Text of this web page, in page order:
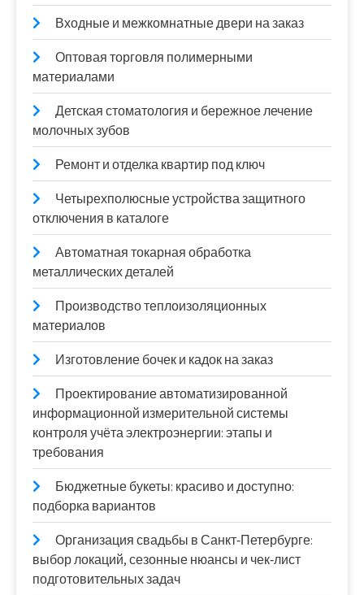
Входные и межкомнатные двери на заказ
Оптовая торговля полимерными
материалами
Детская стоматология и бережное лечение
молочных зубов
Ремонт и отделка квартир под ключ
Четырехполюсные устройства защитного
отключения в каталоге
Автоматная токарная обработка
металлических деталей
Производство теплоизоляционных
материалов
Изготовление бочек и кадок на заказ
Проектирование автоматизированной
информационной измерительной системы
контроля учёта электроэнергии: этапы и
требования
Бюджетные букеты: красиво и доступно:
подборка вариантов
Организация свадьбы в Санкт‑Петербурге:
выбор локаций, сезонные нюансы и чек‑лист
подготовительных задач